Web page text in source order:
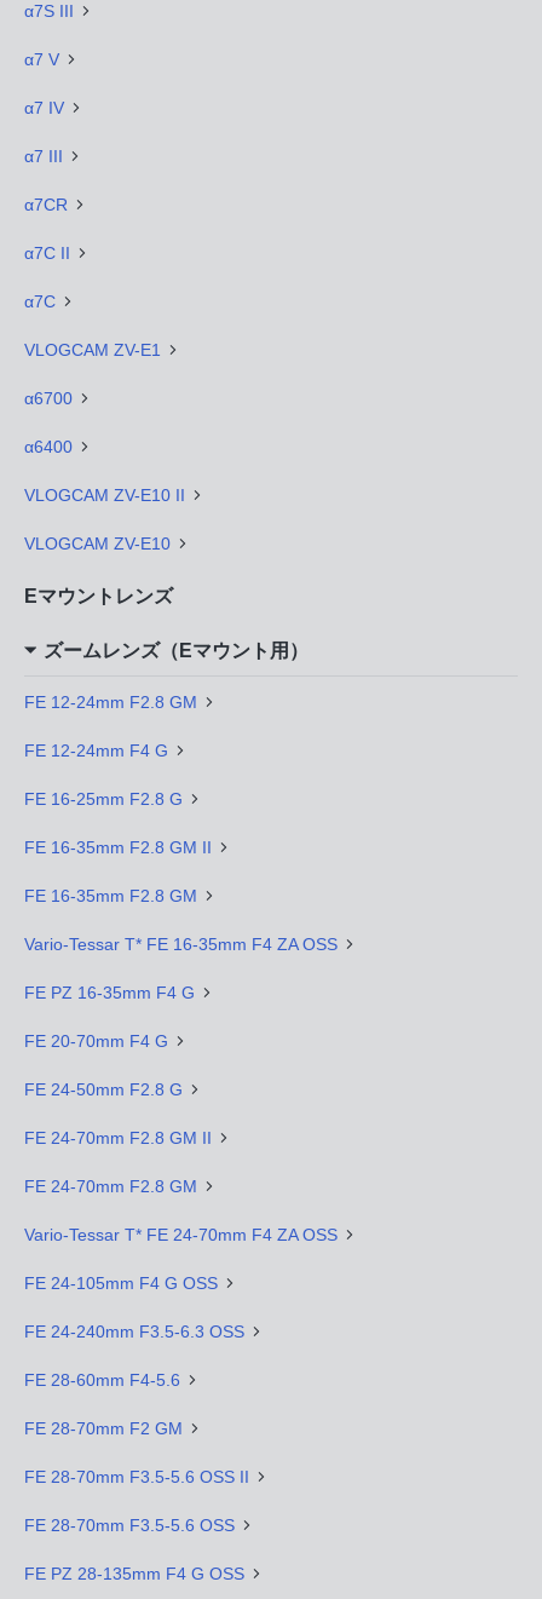
α7S III
α7 V
α7 IV
α7 III
α7CR
α7C II
α7C
VLOGCAM ZV-E1
α6700
α6400
VLOGCAM ZV-E10 II
VLOGCAM ZV-E10
Eマウントレンズ
ズームレンズ（Eマウント用）
FE 12-24mm F2.8 GM
FE 12-24mm F4 G
FE 16-25mm F2.8 G
FE 16-35mm F2.8 GM II
FE 16-35mm F2.8 GM
Vario-Tessar T* FE 16-35mm F4 ZA OSS
FE PZ 16-35mm F4 G
FE 20-70mm F4 G
FE 24-50mm F2.8 G
FE 24-70mm F2.8 GM II
FE 24-70mm F2.8 GM
Vario-Tessar T* FE 24-70mm F4 ZA OSS
FE 24-105mm F4 G OSS
FE 24-240mm F3.5-6.3 OSS
FE 28-60mm F4-5.6
FE 28-70mm F2 GM
FE 28-70mm F3.5-5.6 OSS II
FE 28-70mm F3.5-5.6 OSS
FE PZ 28-135mm F4 G OSS